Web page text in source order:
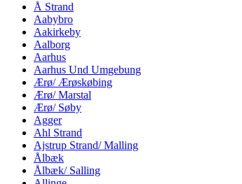
Å Strand
Aabybro
Aakirkeby
Aalborg
Aarhus
Aarhus Und Umgebung
Ærø/ Ærøskøbing
Ærø/ Marstal
Ærø/ Søby
Agger
Ahl Strand
Ajstrup Strand/ Malling
Ålbæk
Ålbæk/ Salling